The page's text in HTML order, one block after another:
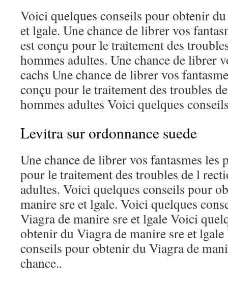
Voici quelques conseils pour obtenir
et lgale. Une chance de librer vos
est conçu pour le traitement des
hommes adultes. Une chance de librer
cachs Une chance de librer vos
conçu pour le traitement des troubles
hommes adultes Voici quelques
Levitra sur ordonnance suede
Une chance de librer vos fantasmes les
pour le traitement des troubles de l
adultes. Voici quelques conseils pour
manire sre et lgale. Voici quelques
Viagra de manire sre et lgale Voici
obtenir du Viagra de manire sre et
conseils pour obtenir du Viagra de
chance..